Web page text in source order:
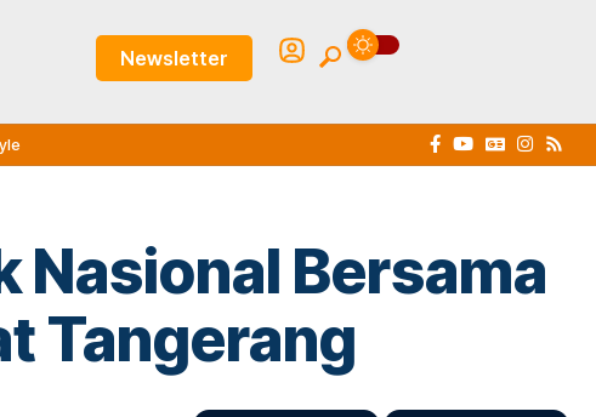
Newsletter
Nasional Bersama
Tangerang